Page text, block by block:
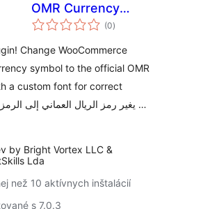
OMR Currency
Symbol Changer
العماني
(0celkové
hodnotenie
)
Change WooCommerce
symbol to the official OMR
a custom font for correct
display. يغير رمز الريال العماني إلى الرمز …
by Bright Vortex LLC &
Lda
než 10 aktívnych inštalácií
s 7.0.3